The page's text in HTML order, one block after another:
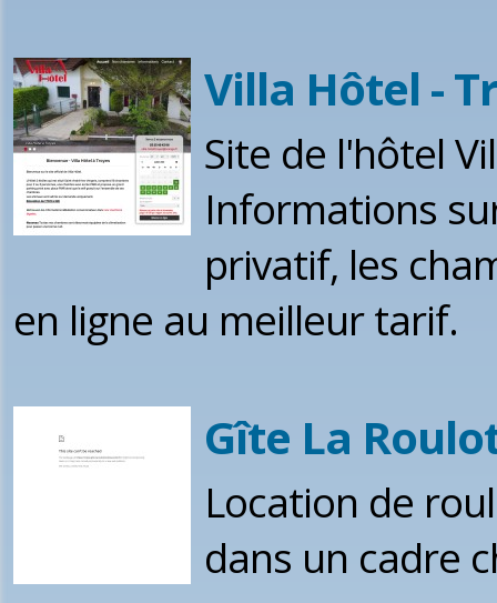
Villa Hôtel -
Site de l'hôtel
Informations
privatif, les
en ligne au meilleur tarif.
Gîte La
Location de
dans un cadre